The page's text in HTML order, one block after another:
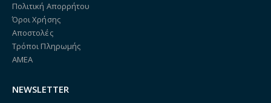
Πολιτική Απορρήτου
Όροι Χρήσης
Αποστολές
Τρόποι Πληρωμής
ΑΜΕΑ
NEWSLETTER